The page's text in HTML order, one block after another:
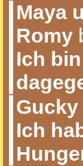
Maya
Romy
Ich bin
Gucky
Ich